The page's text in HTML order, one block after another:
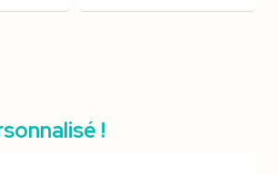
!